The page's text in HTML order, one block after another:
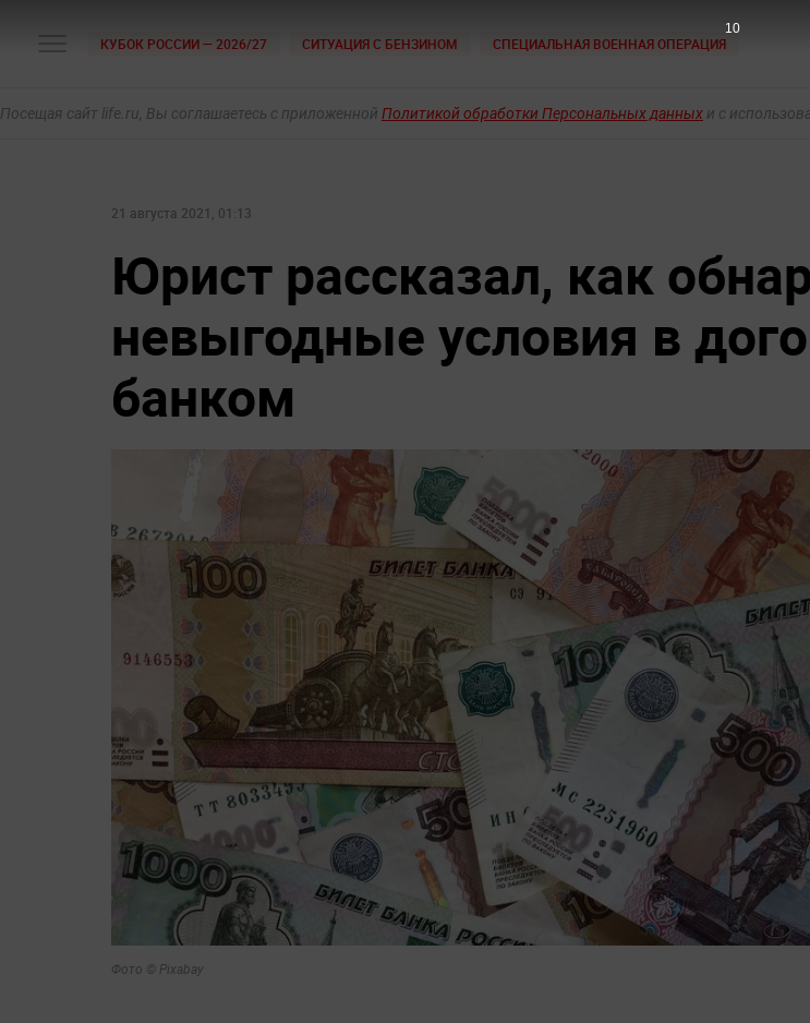
КУБОК РОССИИ — 2026/27 СИТУАЦИЯ С БЕНЗИНОМ СПЕЦИАЛЬНАЯ ВОЕННАЯ ОПЕРАЦИЯ
Посещая сайт life.ru, Вы соглашаетесь с приложенной Политикой обработки Персональных данных и с
21 августа 2021, 01:13
Юрист рассказал, как
невыгодные условия в
банком
Фото © Pixabay
8